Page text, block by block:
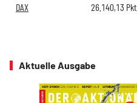
DAX 26.140,13 Pkt.
Aktuelle Ausgabe